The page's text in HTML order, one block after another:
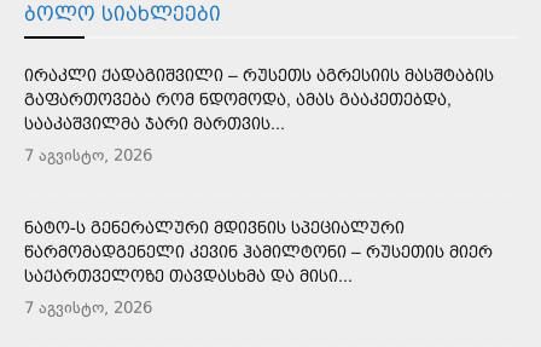
ᲑᲝᲚᲝ ᲡᲘᲐᲮᲚᲔᲔᲑᲘ
ᲘᲠᲐᲙᲚᲘ ᲥᲐᲓᲐᲒᲘᲨᲕᲘᲚᲘ – ᲠᲣᲡᲔᲗᲡ ᲐᲒᲠᲔᲡᲘᲘᲡ ᲛᲐᲡᲨᲢᲐᲑᲘᲡ
ᲒᲐᲤᲐᲠᲗᲝᲕᲔᲑᲐ ᲠᲝᲛ ᲜᲓᲝᲛᲝᲓᲐ, ᲐᲛᲐᲡ ᲒᲐᲐᲙᲔᲗᲔᲑᲓᲐ,
ᲡᲐᲐᲙᲐᲨᲕᲘᲚᲛᲐ ᲯᲐᲠᲘ ᲛᲐᲠᲗᲕᲘᲡ...
7 აგვისტო, 2026
ᲜᲐᲢᲝ-Ს ᲒᲔᲜᲔᲠᲐᲚᲣᲠᲘ ᲛᲓᲘᲕᲜᲘᲡ ᲡᲞᲔᲪᲘᲐᲚᲣᲠᲘ
ᲬᲐᲠᲛᲝᲛᲐᲓᲒᲔᲜᲔᲚᲘ ᲙᲔᲕᲘᲜ ᲰᲐᲛᲘᲚᲢᲝᲜᲘ – ᲠᲣᲡᲔᲗᲘᲡ ᲛᲘᲔᲠ
ᲡᲐᲥᲐᲠᲗᲕᲔᲚᲝᲖᲔ ᲗᲐᲕᲓᲐᲡᲮᲛᲐ ᲓᲐ ᲛᲘᲡᲘ...
7 აგვისტო, 2026